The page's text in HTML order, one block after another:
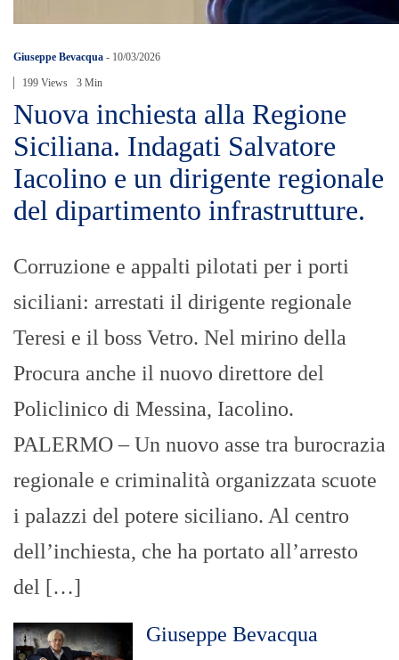
Giuseppe Bevacqua - 10/03/2026
199 Views 3 Min
Nuova inchiesta alla Regione
Siciliana. Indagati Salvatore
Iacolino e un dirigente regionale
del dipartimento infrastrutture.
Corruzione e appalti pilotati per i porti
siciliani: arrestati il dirigente regionale
Teresi e il boss Vetro. Nel mirino della
Procura anche il nuovo direttore del
Policlinico di Messina, Iacolino.
PALERMO – Un nuovo asse tra burocrazia
regionale e criminalità organizzata scuote
i palazzi del potere siciliano. Al centro
dell’inchiesta, che ha portato all’arresto
del […]
Giuseppe Bevacqua